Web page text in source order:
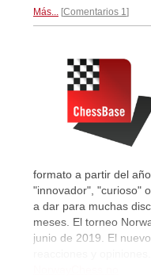
Más... Comentarios 1
formato a partir del
"innovador", "curioso"
a dar para muchas
meses. El torneo
junio de 2019. El